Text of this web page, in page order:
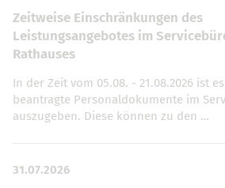
Zeitweise Einschränkungen des
Leistungsangebotes im
Rathauses
In der Zeit vom 05.08. - 21.08.2026 ist
beantragte Personaldokumente im
auszugeben. Diese können zu den …
31.07.2026